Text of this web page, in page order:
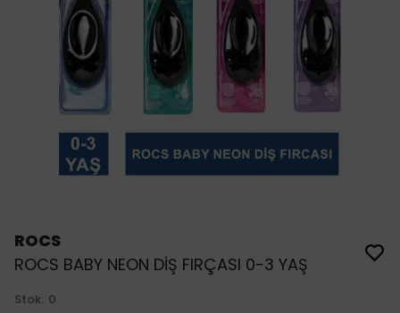
ROCS
ROCS BABY NEON DİŞ FIRÇASI 0-3 YAŞ
Stok: 0